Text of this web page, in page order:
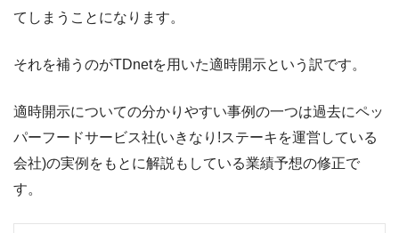
てしまうことになります。
それを補うのがTDnetを用いた適時開示という訳です。
適時開示についての分かりやすい事例の一つは過去にペッ
パーフードサービス社(いきなり!ステーキを運営している
会社)の実例をもとに解説もしている業績予想の修正で
す。